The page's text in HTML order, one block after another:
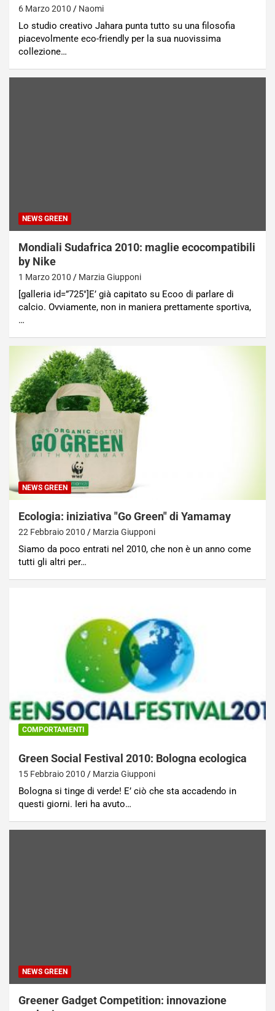
6 Marzo 2010 Naomi
Lo studio creativo Jahara punta tutto su una filosofia
piacevolmente eco-friendly per la sua nuovissima
collezione…
NEWS GREEN
Mondiali Sudafrica 2010: maglie ecocompatibili
by Nike
1 Marzo 2010 Marzia Giupponi
[galleria id=”725″]E’ già capitato su Ecoo di parlare di
calcio. Ovviamente, non in maniera prettamente sportiva,
…
NEWS GREEN
Ecologia: iniziativa "Go Green" di Yamamay
22 Febbraio 2010 Marzia Giupponi
Siamo da poco entrati nel 2010, che non è un anno come
tutti gli altri per…
COMPORTAMENTI
Green Social Festival 2010: Bologna ecologica
15 Febbraio 2010 Marzia Giupponi
Bologna si tinge di verde! E’ ciò che sta accadendo in
questi giorni. Ieri ha avuto…
NEWS GREEN
Greener Gadget Competition: innovazione